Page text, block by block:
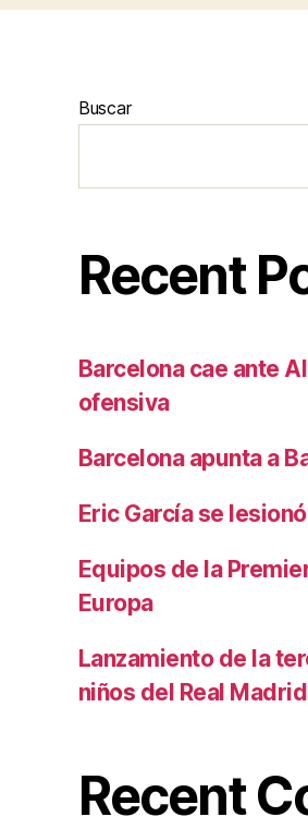
Buscar
Recent
Barcelona cae ante
ofensiva
Barcelona apunta a
Eric García se
Equipos de la
Europa
Lanzamiento de la
niños del Real Madrid
Recent